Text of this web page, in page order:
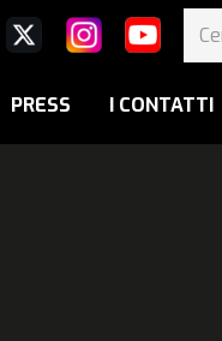
PRESS I CONTATTI